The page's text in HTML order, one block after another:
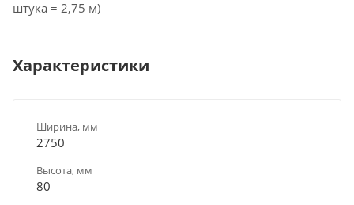
штука = 2,75 м)
Характеристики
Ширина, мм
2750
Высота, мм
80